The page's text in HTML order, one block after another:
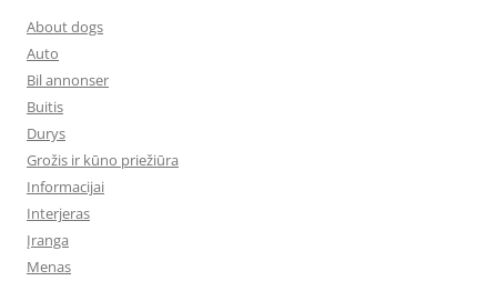
About dogs
Auto
Bil annonser
Buitis
Durys
Grožis ir kūno priežiūra
Informacijai
Interjeras
Įranga
Menas